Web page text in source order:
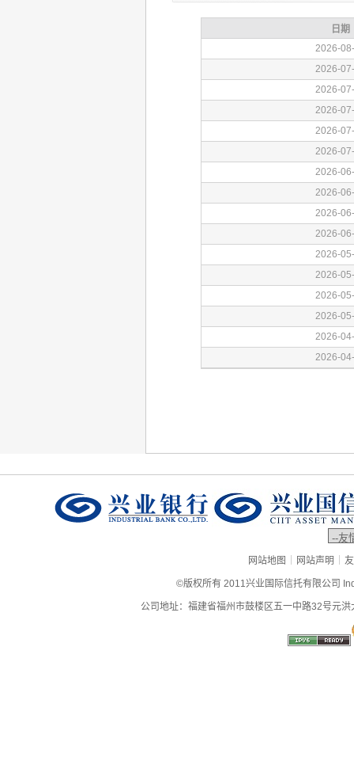
网站地图 | 网站声明 |
©版权所有 2011兴业国际信托有限公司
公司地址：福建省福州市鼓楼区五一中路32号元